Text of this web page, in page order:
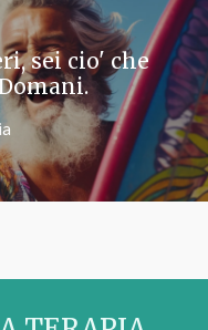
sei cio' che